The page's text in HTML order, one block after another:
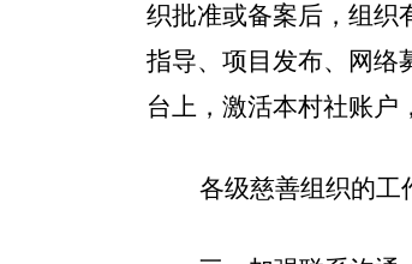
织批准或备案后，组织
指导、项目发布、网络
台上，激活本村社账户
各级慈善组织的工